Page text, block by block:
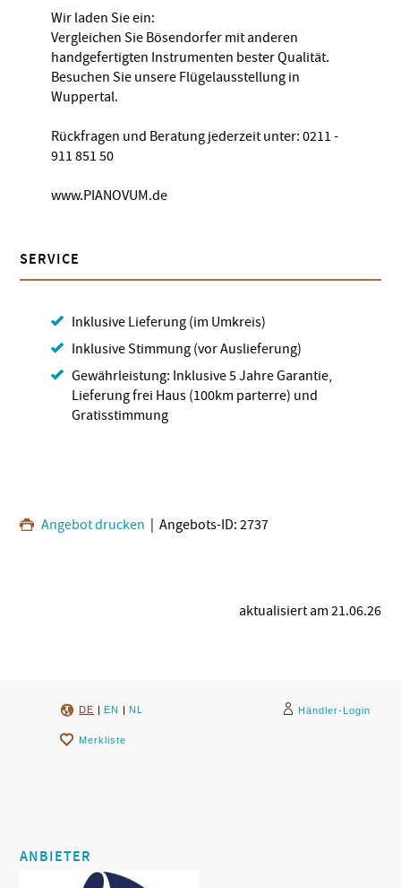
Wir laden Sie ein:
Vergleichen Sie Bösendorfer mit anderen
handgefertigten Instrumenten bester Qualität.
Besuchen Sie unsere Flügelausstellung in
Wuppertal.
Rückfragen und Beratung jederzeit unter: 0211 -
911 851 50
www.PIANOVUM.de
SERVICE
Inklusive Lieferung (im Umkreis)
Inklusive Stimmung (vor Auslieferung)
Gewährleistung: Inklusive 5 Jahre Garantie,
Lieferung frei Haus (100km parterre) und
Gratisstimmung
Angebot drucken | Angebots-ID: 2737
aktualisiert am 21.06.26
DE | EN | NL Händler-Login
Merkliste
ANBIETER